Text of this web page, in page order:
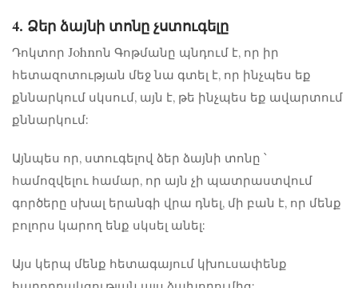
4. Ձեր ձայնի տոնը չստուգելը
Դոկտոր Johnոն Գոթմանը պնդում է, որ իր
հետազոտության մեջ նա գտել է, որ ինչպես եք
քննարկում սկսում, այն է, թե ինչպես եք ավարտում
քննարկում:
Այնպես որ, ստուգելով ձեր ձայնի տոնը ՝
համոզվելու համար, որ այն չի պատրաստվում
գործերը սխալ երանգի վրա դնել, մի բան է, որ մենք
բոլորս կարող ենք սկսել անել:
Այս կերպ մենք հետագայում կխուսափենք